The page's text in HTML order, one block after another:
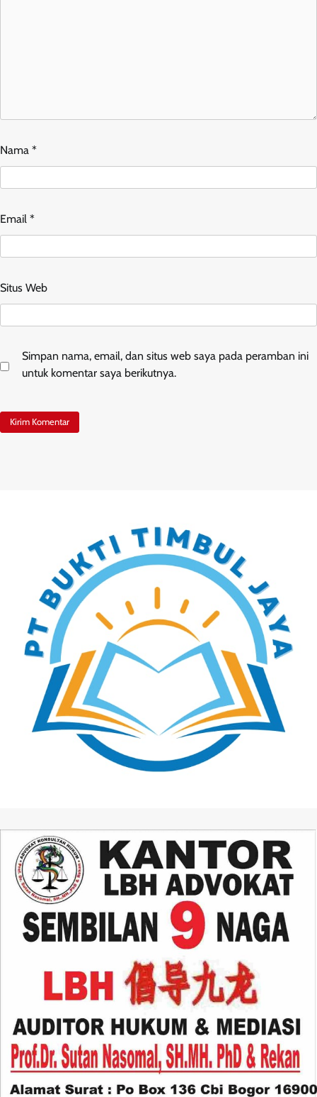
Nama *
Email *
Situs Web
Simpan nama, email, dan situs web saya pada peramban ini
untuk komentar saya berikutnya.